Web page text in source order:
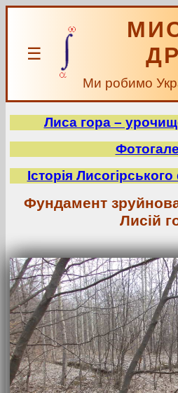
☰
Ми робимо
Лиса гора –
Історія
Фундамент
Лисій